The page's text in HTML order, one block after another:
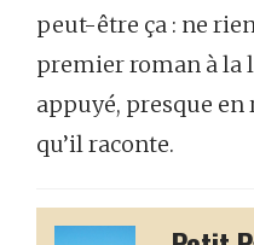
peut-être ça : ne
premier roman à la
appuyé, presque en
qu’il raconte.